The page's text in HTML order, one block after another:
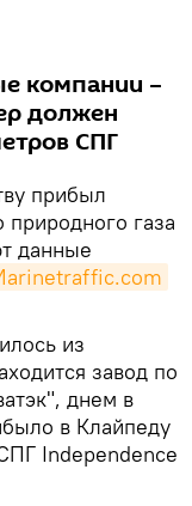
компании –
должен
СПГ
прибыл
газа
данные
из
завод по
днем в
в Клайпеду
Independence